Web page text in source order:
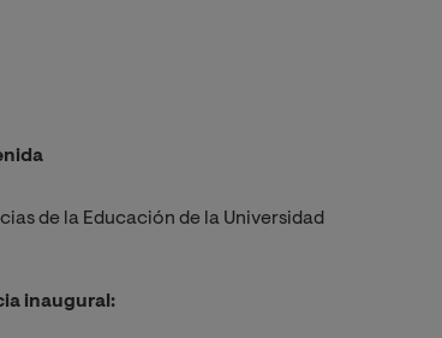
de la Educación de la Universidad
inaugural: